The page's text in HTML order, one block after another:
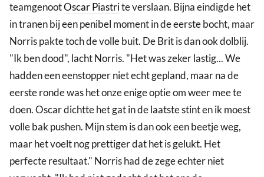
teamgenootOscar Piastrite verslaan. Bijna eindigde het
in tranen bij een penibel moment in de eerste bocht, maar
Norris pakte toch de volle buit. De Brit is dan ook dolblij.
"Ik ben dood", lacht Norris. "Het was zeker lastig... We
hadden een eenstopper niet echt gepland, maar na de
eerste ronde was het onze enige optie om weer mee te
doen. Oscar dichtte het gat in de laatste stint en ik moest
volle bak pushen. Mijn stem is dan ook een beetje weg,
maar het voelt nog prettiger dat het is gelukt. Het
perfecte resultaat." Norris had de zege echter niet